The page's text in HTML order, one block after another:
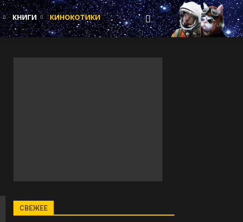
КНИГИ КИНОКОТИКИ
СВЕЖЕЕ